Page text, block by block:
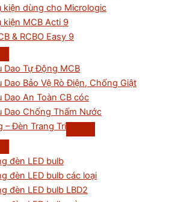
kiện dùng cho Micrologic
kiện MCB Acti 9
& RCBO Easy 9
Dao Tự Động MCB
Dao Bảo Vệ Rò Điện, Chống Giật
Dao An Toàn CB cóc
Dao Chống Thấm Nước
– Đèn Trang Trí
đèn LED bulb
đèn LED bulb các loại
đèn LED bulb LBD2